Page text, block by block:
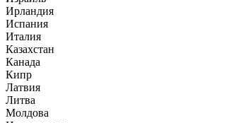
Ирландия
Испания
Италия
Казахстан
Канада
Кипр
Латвия
Литва
Молдова